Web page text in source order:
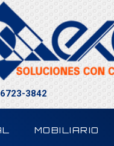
3842
MOBILIARIO